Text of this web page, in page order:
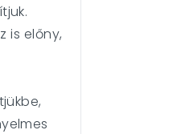
is előny,